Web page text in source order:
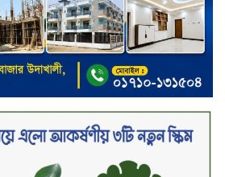
সিলেটের ওসমানীনগরে দুই বাসের
মুখোমুখি সংঘর্ষে ৮ জন নিহত
২০২৯ সালের মধ্যে বাংলাদেশের
সবচেয়ে বিশ্বস্ত, টেকসই ও ক্যাশলেস
ব্যাংক হওয়ার লক্ষ্য নিয়ে ‘ভিশন ২০২৯’
উন্মোচন করল কমিউনিটি ব্যাংক